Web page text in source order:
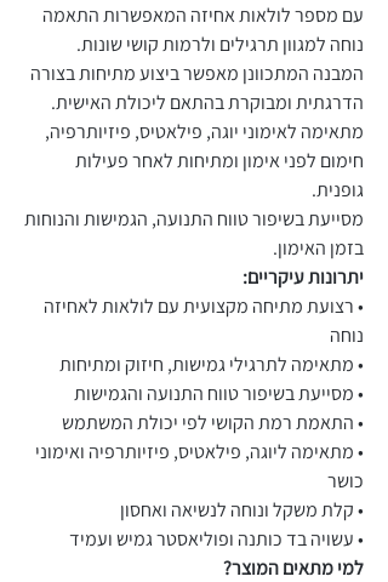
עם מספר לולאות אחיזה המאפשרות התאמה
נוחה למגוון תרגילים ולרמות קושי שונות.
המבנה המתכוונן מאפשר ביצוע מתיחות בצורה
הדרגתית ומבוקרת בהתאם ליכולת האישית.
מתאימה לאימוני יוגה, פילאטיס, פיזיותרפיה,
חימום לפני אימון ומתיחות לאחר פעילות
גופנית.
מסייעת בשיפור טווח התנועה, הגמישות והנוחות
בזמן האימון.
יתרונות עיקריים:
• רצועת מתיחה מקצועית עם לולאות לאחיזה
נוחה
• מתאימה לתרגילי גמישות, חיזוק ומתיחות
• מסייעת בשיפור טווח התנועה והגמישות
• התאמת רמת הקושי לפי יכולת המשתמש
• מתאימה ליוגה, פילאטיס, פיזיותרפיה ואימוני
כושר
• קלת משקל ונוחה לנשיאה ואחסון
• עשויה בד כותנה ופוליאסטר גמיש ועמיד
למי מתאים המוצר?